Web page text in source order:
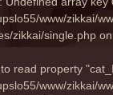
www/zikkai/
zikkai/single.php
read property
www/zikkai/